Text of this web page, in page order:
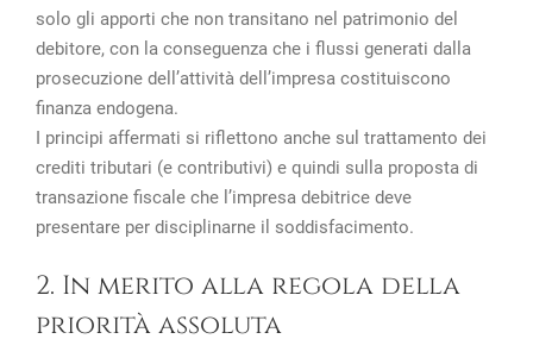
solo gli apporti che non transitano nel patrimonio del
debitore, con la conseguenza che i flussi generati dalla
prosecuzione dell’attività dell’impresa costituiscono
finanza endogena.
I principi affermati si riflettono anche sul trattamento dei
crediti tributari (e contributivi) e quindi sulla proposta di
transazione fiscale che l’impresa debitrice deve
presentare per disciplinarne il soddisfacimento.
2. In merito alla regola della
priorità assoluta